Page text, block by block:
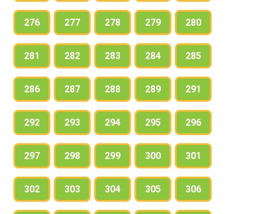
276 277 278 279 280
281 282 283 284 285
286 287 288 289 291
292 293 294 295 296
297 298 299 300 301
302 303 304 305 306